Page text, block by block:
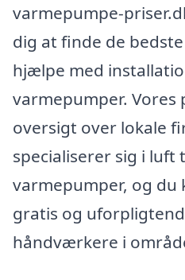
varmepumpe-
dig at finde de
hjælpe med
varmepumper.
oversigt over lokale
specialiserer sig i luft
varmepumper, og du
gratis og
håndværkere i